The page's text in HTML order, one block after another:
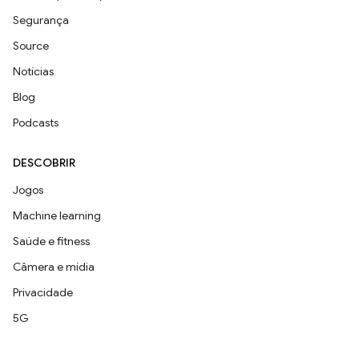
Segurança
Source
Notícias
Blog
Podcasts
DESCOBRIR
Jogos
Machine learning
Saúde e fitness
Câmera e mídia
Privacidade
5G